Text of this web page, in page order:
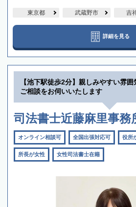
東京都 武蔵野市 吉
詳細を見る
【池下駅徒歩2分】親しみやすい雰
ご相談をお伺いいたします
司法書士近藤麻里事務
オンライン相談可 全国出張対応可 役所
所長が女性 女性司法書士在籍